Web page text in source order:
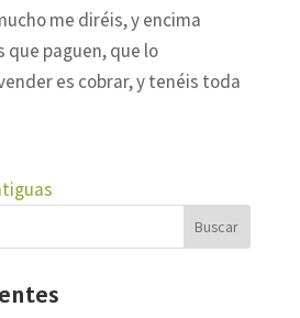
me diréis, y encima
paguen, que lo
es cobrar, y tenéis toda